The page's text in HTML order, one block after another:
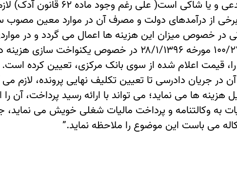
کارشناس و … که پرداخت آن علی
در خصوص میزان این هزینه ها اعمال می گردد و در
محاسبه قرار می گیرد. برای مثال بخشنامه ۱۰۰/۲۷۸۹/۹۰۰۰
قیمت اعلام شده از سوی بانک مرکزی، تعیین کرده
جریان دادرسی تا تعیین تکلیف نهایی پرونده، لازم
ها می نماید؛ می تواند با ارائه رسید پرداخت، آن را
به وکالتنامه و پرداخت مالیات شغلی خویش می
می باست این موضوع را ملاحظه نماید.”